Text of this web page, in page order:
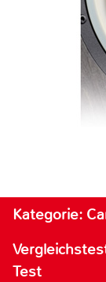
Kategorie:
Test